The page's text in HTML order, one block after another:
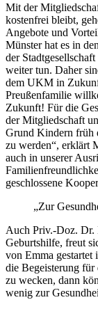
Mit der
kostenfrei bleibt,
Angebote und
Münster hat es in
der
weiter tun. Daher
dem UKM in
Preußenfamilie
Zukunft! Für die
der Mitgliedschaft
Grund Kindern früh
zu werden“, erklärt
auch in unserer
geschlossene
„Zur
Auch Priv.-Doz.
Geburtshilfe, freut
von Emma gestartet
die Begeisterung für
zu wecken, dann
wenig zur